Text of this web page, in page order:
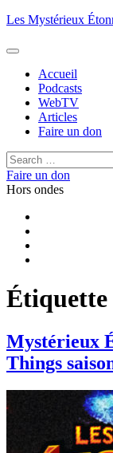
Aller
contenu
Les Mystérieux
Accueil
Podcasts
WebTV
Articles
Faire un don
Rechercher :
Faire un don
Hors ondes
Étiquette
Mystérieux
Things